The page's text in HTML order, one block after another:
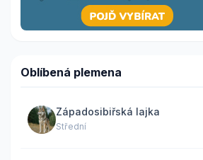
Oblíbená plemena
Západosibiřská lajka
Střední